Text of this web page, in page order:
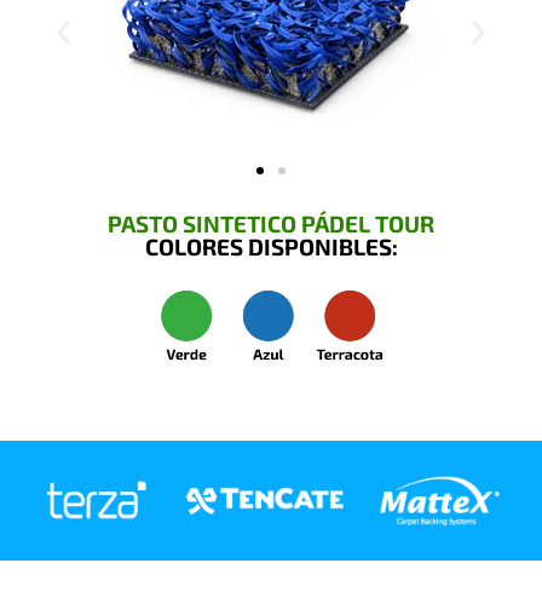
PASTO SINTETICO PÁDEL TOUR
COLORES DISPONIBLES: